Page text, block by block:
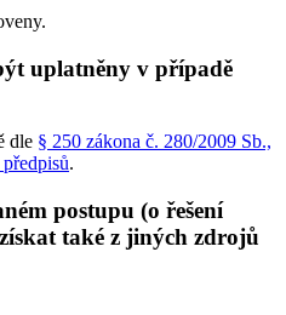
uplatněny v případě
dle § 250 zákona č. 280/2009 Sb.,
.
postupu (o řešení
také z jiných zdrojů